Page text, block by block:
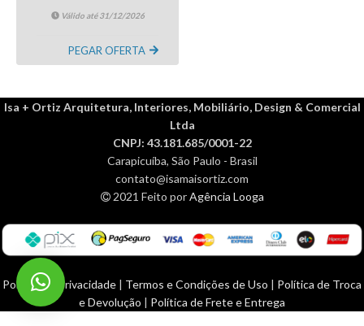
Copie o código, clique
direcionado ao site,
acumulativo.
Válido até 31/12/2026
PEGAR OFERTA
Isa + Ortiz Arquitetura, Interiores, Mobiliário, Design & Comercial
Ltda
CNPJ: 43.181.685/0001-22
Carapicuíba, São Paulo - Brasil
contato@isamaisortiz.com
2021 Feito porAgência Looga
Política de Privacidade Termos e Condições de Uso
Política de Troca
e Devolução
Política de Frete e Entrega